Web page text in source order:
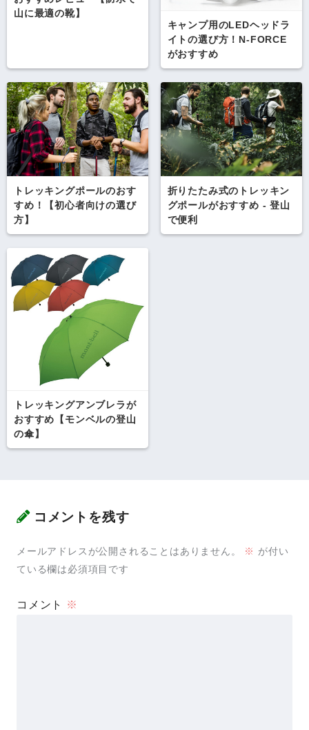
山に最適の靴】
キャンプ用のLEDヘッドラ
イトの選び方！N-FORCE
がおすすめ
トレッキングポールのおす
すめ！【初心者向けの選び
方】
折りたたみ式のトレッキン
グポールがおすすめ - 登山
で便利
トレッキングアンブレラが
おすすめ【モンベルの登山
の傘】
コメントを残す
メールアドレスが公開されることはありません。 ※ が付い
ている欄は必須項目です
コメント ※